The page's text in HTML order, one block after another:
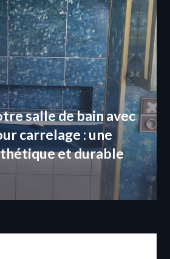
salle de bain avec
carrelage : une
et durable